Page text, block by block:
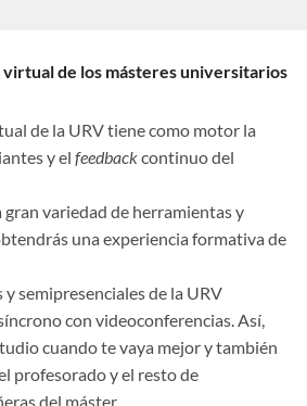
virtual de los másteres universitarios
de la URV tiene como motor la
y el feedbackcontinuo del
gran variedad de herramientas y
una experiencia formativa de
semipresenciales de la URV
con videoconferencias. Así,
cuando te vaya mejor y también
profesorado y el resto de
del máster.